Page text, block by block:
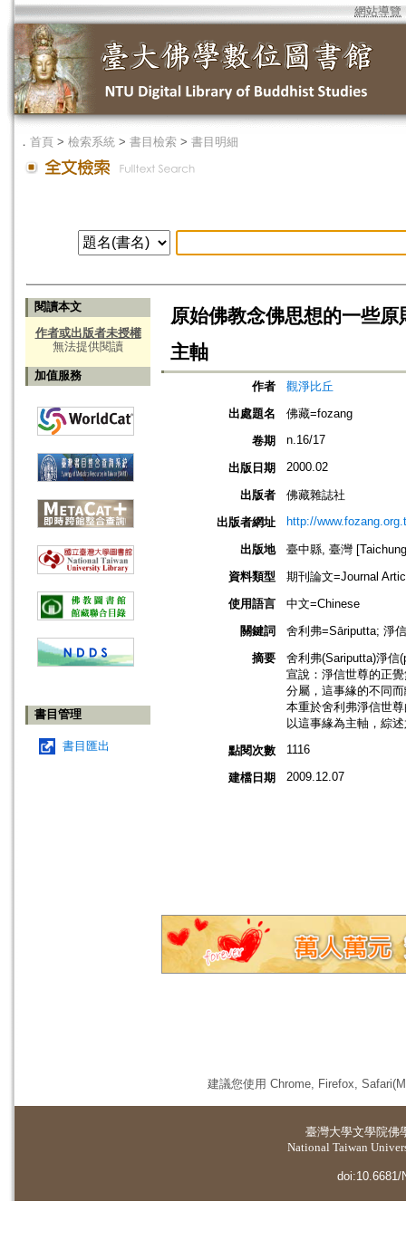
網站導覽
． 首頁 > 檢索系統 > 書目檢索 > 書目明細
閱讀本文
作者或出版者未授權
無法提供閱讀
加值服務
書目管理
書目匯出
原始佛教念佛思想的一些
主軸
作者
觀淨比丘
出處題名
佛藏=fozang
卷期
n.16/17
出版日期 2000.02
出版者
佛藏雜誌社
出版者網址
http://
出版地
臺中縣, 臺灣
資料類型
期刊論文=Journal
使用語言
中文=Chinese
關鍵詞
舍利弗=Sāriputta; 淨
摘要
舍利弗(Sariputta)淨信
宣說：淨信世尊的正
分屬，這事緣的不同
本重於舍利弗淨信世
以這事緣為主軸，綜
點閱次數
1116
建檔日期 2009.12.07
建議您使用 Chrome, Firefox,
臺灣大學文學院佛
National Taiwan
doi:10.6681/